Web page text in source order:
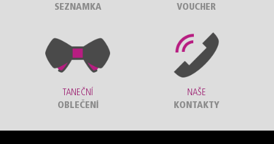
SEZNAMKA
VOUCHER
TANEČNÍ
OBLEČENÍ
NAŠE
KONTAKTY